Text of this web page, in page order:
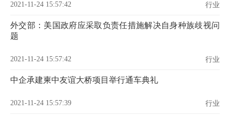
2021-11-24 15:57:42 行业
外交部：美国政府应采取负责任措施解决自身种族歧视问
题
2021-11-24 15:57:42 行业
中企承建柬中友谊大桥项目举行通车典礼
2021-11-24 15:57:39 行业